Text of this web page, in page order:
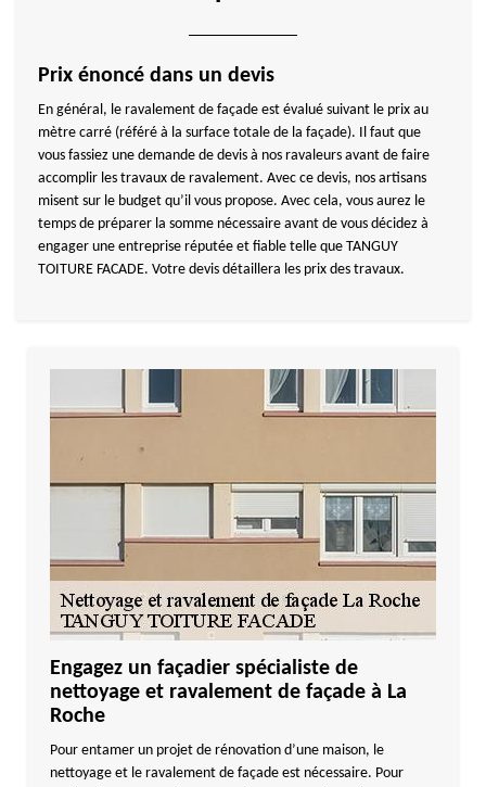
Prix énoncé dans un devis
En général, le ravalement de façade est évalué suivant le prix au
mètre carré (référé à la surface totale de la façade). Il faut que
vous fassiez une demande de devis à nos ravaleurs avant de faire
accomplir les travaux de ravalement. Avec ce devis, nos artisans
misent sur le budget qu’il vous propose. Avec cela, vous aurez le
temps de préparer la somme nécessaire avant de vous décidez à
engager une entreprise réputée et fiable telle que TANGUY
TOITURE FACADE. Votre devis détaillera les prix des travaux.
Engagez un façadier spécialiste de
nettoyage et ravalement de façade à La
Roche
Pour entamer un projet de rénovation d’une maison, le
nettoyage et le ravalement de façade est nécessaire. Pour